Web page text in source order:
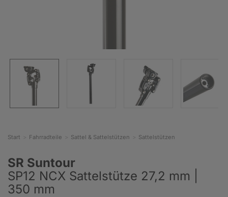
Start Fahrradteile Sattel & Sattelstützen Sattelstützen
SR Suntour
SP12 NCX Sattelstütze 27,2 mm |
350 mm